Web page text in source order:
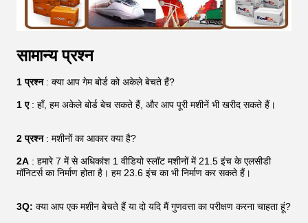
सामान्य प्रश्न
1 प्रश्न: क्या आप गेम बोर्ड को अकेले बेचते हैं?
1 ए: हाँ, हम अकेले बोर्ड बेच सकते हैं, और आप पूरी मशीनें भी खरीद सकते हैं।
2 प्रश्न: मशीनों का आकार क्या है?
2A : हमारे 7 में से अधिकांश 1 वीडियो स्लॉट मशीनों में 21.5 इंच के एलसीडी
मॉनिटर्स का निर्माण होता है। हम 23.6 इंच का भी निर्माण कर सकते हैं।
3Q: क्या आप एक मशीन बेचते हैं या दो यदि मैं गुणवत्ता का परीक्षण करना चाहता हूं?